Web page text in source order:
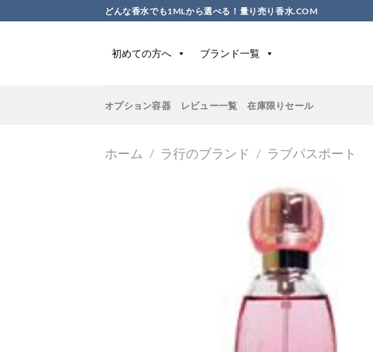
to
どんな香水でも1MLから選べる！量り売り香水.COM
初めての方へ ブランド一覧
オプション容器 レビュー一覧 在庫限りセール
ホーム / ラ行のブランド / ラブパスポート